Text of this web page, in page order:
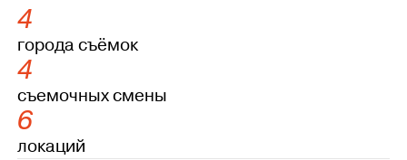
4
города съёмок
4
съемочных смены
6
локаций